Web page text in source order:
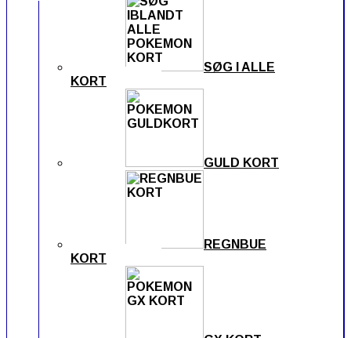
SØG I ALLE
KORT
GULD KORT
REGNBUE
KORT